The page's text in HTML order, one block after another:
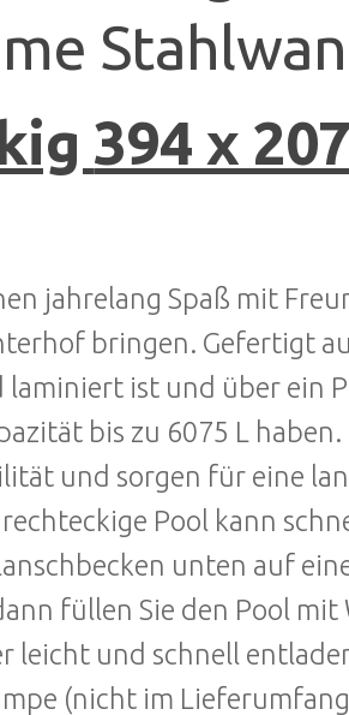
394 x
jahrelang Spaß mit
bringen. Gefertigt
ist und über ein
bis zu 6075 L
und sorgen für eine
Pool kann
unten auf
füllen Sie den Pool mit
leicht und schnell
(nicht im